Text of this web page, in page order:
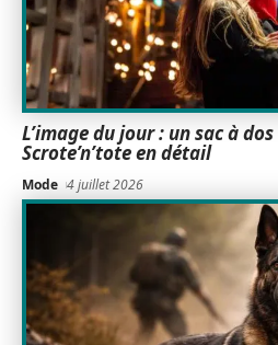
L’image du jour : un sac à
Scrote’n’tote en détail
Mode 4 juillet 2026